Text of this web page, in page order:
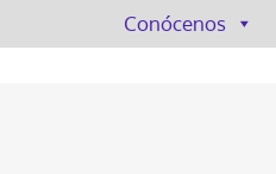
Conócenos